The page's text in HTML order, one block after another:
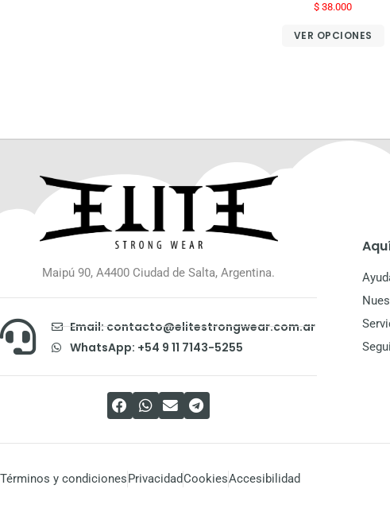
$ 38.000
VER OPCIONES
Maipú 90, A4400 Ciudad de Salta, Argentina.
Email: contacto@elitestrongwear.com.ar
WhatsApp: +54 9 11 7143-5255
Términos y condicionesPrivacidadCookiesAccesibilidad